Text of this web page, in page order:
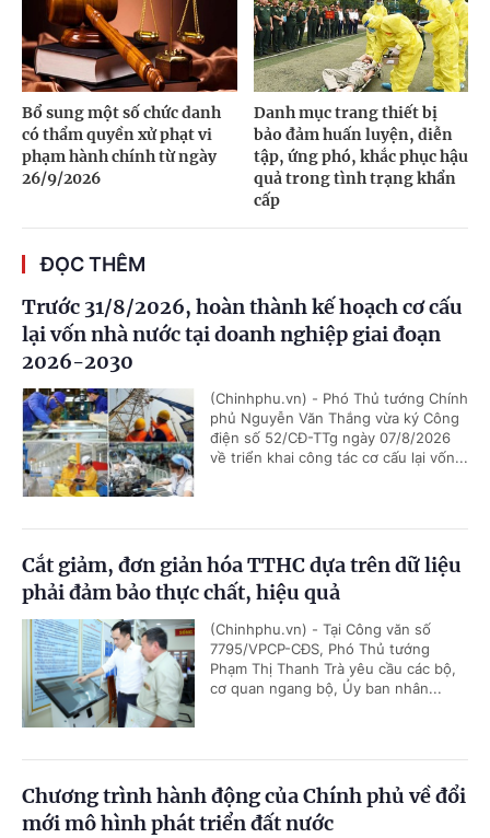
Bổ sung một số chức danh
có thẩm quyền xử phạt vi
phạm hành chính từ ngày
26/9/2026
Danh mục trang thiết bị
bảo đảm huấn luyện, diễn
tập, ứng phó, khắc phục hậu
quả trong tình trạng khẩn
cấp
ĐỌC THÊM
Trước 31/8/2026, hoàn thành kế hoạch cơ cấu
lại vốn nhà nước tại doanh nghiệp giai đoạn
2026-2030
(Chinhphu.vn) - Phó Thủ tướng Chính
phủ Nguyễn Văn Thắng vừa ký Công
điện số 52/CĐ-TTg ngày 07/8/2026
về triển khai công tác cơ cấu lại vốn...
Cắt giảm, đơn giản hóa TTHC dựa trên dữ liệu
phải đảm bảo thực chất, hiệu quả
(Chinhphu.vn) - Tại Công văn số
7795/VPCP-CĐS, Phó Thủ tướng
Phạm Thị Thanh Trà yêu cầu các bộ,
cơ quan ngang bộ, Ủy ban nhân...
Chương trình hành động của Chính phủ về đổi
mới mô hình phát triển đất nước